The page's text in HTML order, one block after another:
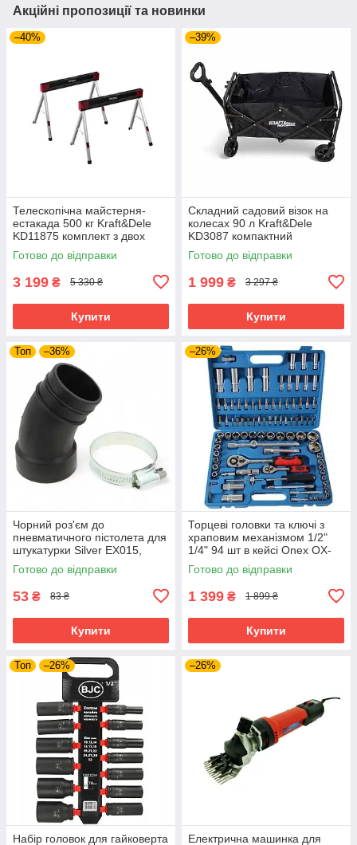
Акційні пропозиції та новинки
–40%
Телескопічна майстерня-
естакада 500 кг Kraft&Dele
KD11875 комплект з двох
регульованих стійок
Готово до відправки
3 199 ₴ 5 330 ₴
Купити
–39%
Складний садовий візок на
колесах 90 л Kraft&Dele
KD3087 компактний
транспортний візок
Готово до відправки
1 999 ₴ 3 297 ₴
Купити
Топ –36%
Чорний роз'єм до
пневматичного пістолета для
штукатурки Silver EX015,
фітинг для підключення
повітря
Готово до відправки
53 ₴ 83 ₴
Купити
–26%
Торцеві головки та ключі з
храповим механізмом 1/2"
1/4" 94 шт в кейсі Onex OX-
249M набір торцевих ключів
Готово до відправки
1 399 ₴ 1 899 ₴
Купити
Топ –26%
Набір головок для гайковерта
–26%
Електрична машинка для